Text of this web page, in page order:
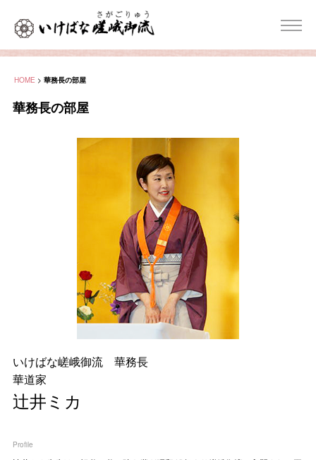
HOME > 華務長の部屋
華務長の部屋
いけばな嵯峨御流 華務長
華道家
辻井ミカ
Profile